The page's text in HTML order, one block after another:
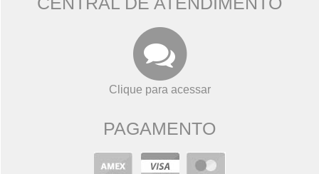
Clique para acessar
PAGAMENTO